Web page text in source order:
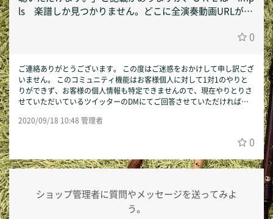
ls 楽譜しか見つかりません。どこに全演奏動画URLがあ
0
ご連絡ありがとうございます。 この度はご迷惑をおかけして申し訳ござ
いません。 このコミュニティ機能はお客様個人に対して1対1のやりと
りができず、お客様の個人情報も特定できませんので、現在やりとりさ
せていただいているツイッターのDMにてご回答させていただければと
mpanist@gmail.com までご連絡いただいても結構です。何卒宜しくお
2020/09/18 10:48 管理者
0
ショップ管理者に質問やメッセージを送ってみよ
う。